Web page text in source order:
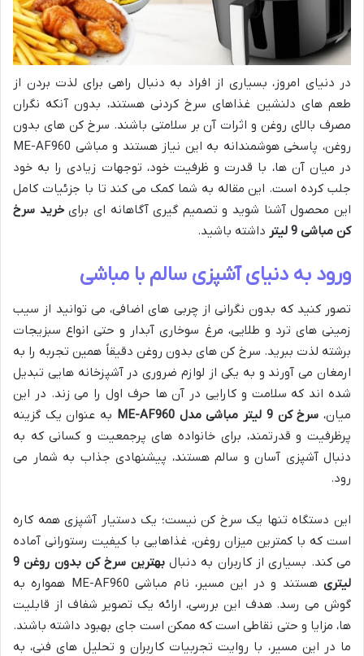
در دنیای امروز، بسیاری از افراد به دنبال راهی برای لذت بردن از
طعم های دلنشین غذاهای سرخ کردنی هستند، بدون آنکه نگران
مصرف بالای روغن و اثرات آن بر سلامتی باشند. سرخ کن های بدون
روغن، پاسخی هوشمندانه به این نیاز هستند و مباشی ME-AF960
در میان آن ها، با قدرت و ظرفیت خود، توجهات زیادی را به خود
جلب کرده است. این مقاله به شما کمک می کند تا با جزئیات کامل
این محصول آشنا شوید و تصمیم گیری آگاهانه ای برایخرید سرخ
کن مباشی 9 لیتر
داشته باشید.
ورود به دنیای آشپزی سالم با مباشی
تصور کنید که بدون نگرانی از چربی های اضافی، می توانید از سیب
زمینی های ترد و طلایی، مرغ سوخاری آبدار و حتی انواع سبزیجات
برشته لذت ببرید. سرخ کن های بدون روغن دقیقاً همین تجربه را به
ارمغان می آورند و به یکی از لوازم ضروری در آشپزخانه هایی تبدیل
شده اند که سلامت و کارایی در آن ها حرف اول را می زند. در این
میان، سرخ کن 9 لیتر مباشی مدل ME-AF960
به عنوان یک گزینه
پرظرفیت و قدرتمند، برای خانواده های پرجمعیت و کسانی که به
دنبال آشپزی آسان و سالم هستند، پیشنهادی جذاب به شمار می
رود.
این دستگاه تنها یک سرخ کن نیست؛ یک دستیار آشپزی همه کاره
است که با کمترین میزان روغن، غذاهایی با کیفیت رستورانی آماده
می کند. بسیاری از کاربران به دنبال
بهترین سرخ کن بدون روغن 9
لیتری
هستند و در این مسیر، نام مباشی ME-AF960 همواره به
گوش می رسد. هدف این بررسی، ارائه یک تصویر شفاف از قابلیت
ها، مزایا و حتی نقاطی است که ممکن است جای بهبود داشته باشند.
ما در این مسیر، با روایت تجربیات کاربران و تحلیل های فنی، به